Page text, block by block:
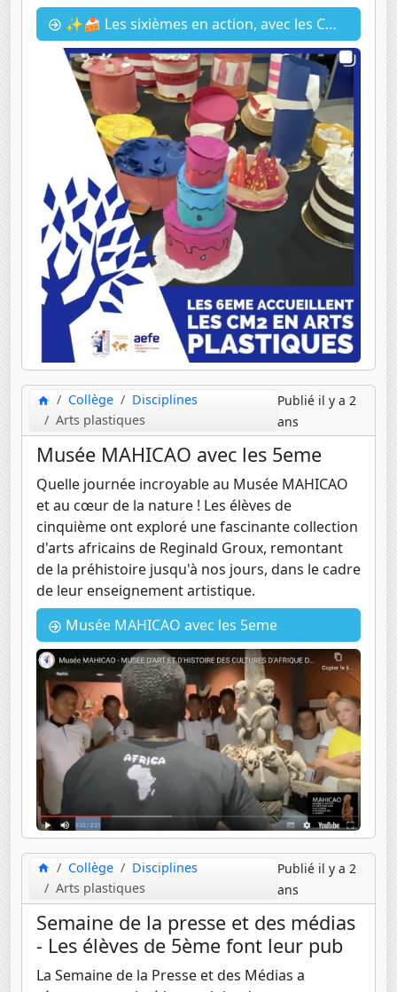
✨🍰 Les sixièmes en action, avec les CM2 ! 🍰✨
Collège
Disciplines
Arts plastiques
Publié il y a 2
ans
Musée MAHICAO avec les 5eme
Quelle journée incroyable au Musée MAHICAO
et au cœur de la nature ! Les élèves de
cinquième ont exploré une fascinante collection
d'arts africains de Reginald Groux, remontant
de la préhistoire jusqu'à nos jours, dans le cadre
de leur enseignement artistique.
Musée MAHICAO avec les 5eme
Collège
Disciplines
Arts plastiques
Publié il y a 2
ans
Semaine de la presse et des médias
- Les élèves de 5ème font leur pub
La Semaine de la Presse et des Médias a